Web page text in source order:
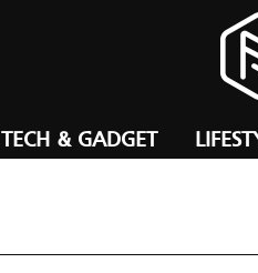
TECH & GADGET